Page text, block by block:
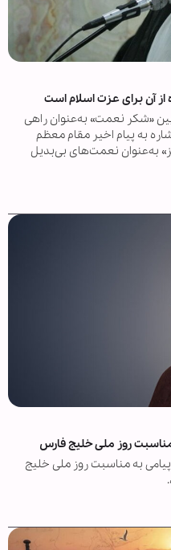
آن برای عزت اسلام است
«شکر نعمت» به‌عنوان راهی
به پیام اخیر مقام معظم
به‌عنوان نعمت‌های بی‌بدیل
روز ملی خلیج فارس
به مناسبت روز ملی خلیج